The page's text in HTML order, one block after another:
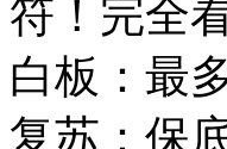
符！完全
白板：最
复苏：保